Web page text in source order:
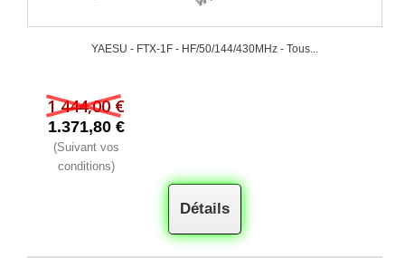
YAESU - FTX-1F - HF/50/144/430MHz - Tous...
1 444,00 €
1.371,80 €
(Suivant vos
conditions)
Détails